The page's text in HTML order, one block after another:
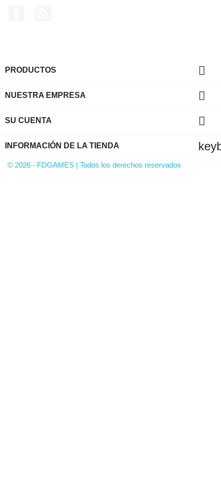
PRODUCTOS 
NUESTRA EMPRESA 
SU CUENTA 
INFORMACIÓN DE LA TIENDA
© 2026 - FDGAMES | Todos los derechos reservados